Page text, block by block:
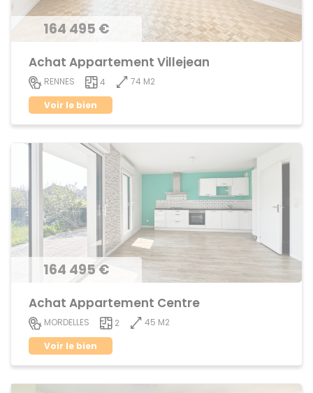
164 495 €
Achat Appartement Villejean
RENNES 4
74 M2
Voir le bien
164 495 €
Achat Appartement Centre
MORDELLES 2
45 M2
Voir le bien